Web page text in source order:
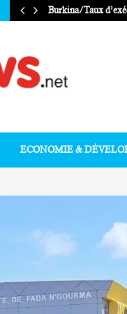
Burkina/Taux
ECONOMIE &